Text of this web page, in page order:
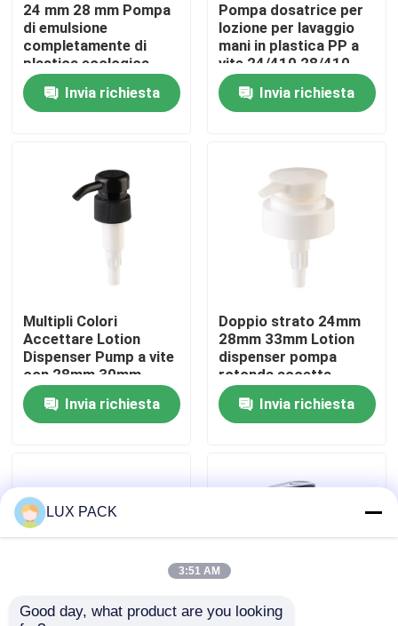
Casa
Giro della fabbrica
Controllo di qualità
Notizie
mini spruzzatore di innesco
24 mm 28 mm Pompa
di emulsione
completamente di
plastica ecologica
Pompa di
distribuzione
riutilizzabile per la
Invia richiesta
Pompa dosatrice per
lozione per lavaggio
mani in plastica PP a
vite 24/410 28/410
per la cura personale
Invia richiesta
Multipli Colori
Accettare Lotion
Dispenser Pump a vite
con 28mm 30mm
32mm 38mm
Invia richiesta
Doppio strato 24mm
28mm 33mm Lotion
dispenser pompa
rotonda accetta
iniezione colore
personalizzato
Invia richiesta
LUX PACK
3:51 AM
Good day, what product are you looking